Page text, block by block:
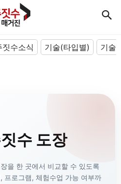
짓수소식 기술(타입별)
기술
수 도장
을 한 곳에서 비교할 수 있도록
프로그램, 체험수업 가능 여부까